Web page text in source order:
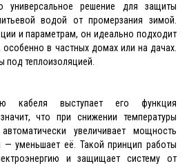
решение для защиты
водой от промерзания зимой.
и параметрам, он идеально подходит
в частных домах или на дачах.
под теплоизоляцией.
кабеля выступает его функция
что при снижении температуры
увеличивает мощность
— уменьшает её. Такой принцип работы
и защищает систему от